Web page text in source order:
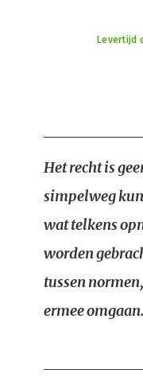
Levertijd
Het recht is
simpelweg
wat telkens
worden
tussen
ermee omgaan.